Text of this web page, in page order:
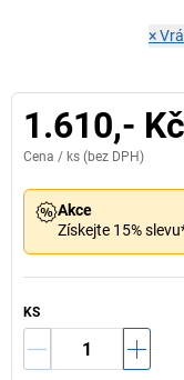
×
1.610,- Kč
Cena / ks (bez DPH)
Akce
Získejte 15%
KS